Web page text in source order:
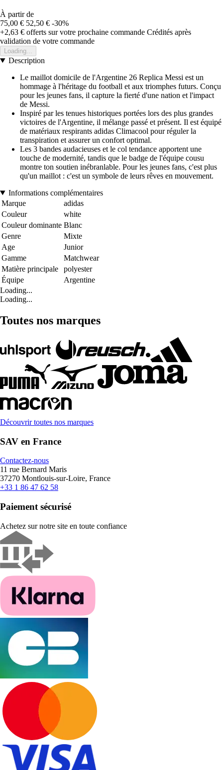
À partir de
75,00 € 52,50 € -30%
+2,63 € offerts sur votre prochaine commande Crédités après
validation de votre commande
Loading...
Description
Le maillot domicile de l'Argentine 26 Replica Messi est un
hommage à l'héritage du football et aux triomphes futurs. Conçu
pour les jeunes fans, il capture la fierté d'une nation et l'impact
de Messi.
Inspiré par les tenues historiques portées lors des plus grandes
victoires de l'Argentine, il mélange passé et présent. Il est équipé
de matériaux respirants adidas Climacool pour réguler la
transpiration et assurer un confort optimal.
Les 3 bandes audacieuses et le col tendance apportent une
touche de modernité, tandis que le badge de l'équipe cousu
montre ton soutien inébranlable. Pour les jeunes fans, c'est plus
qu'un maillot : c'est un symbole de leurs rêves en mouvement.
Informations complémentaires
Marque
adidas
Couleur
white
Couleur dominante Blanc
Genre
Mixte
Age
Junior
Gamme
Matchwear
Matière principale
polyester
Équipe
Argentine
Loading...
Loading...
Toutes nos marques
Découvrir toutes nos marques
SAV en France
Contactez-nous
11 rue Bernard Maris
37270 Montlouis-sur-Loire, France
+33 1 86 47 62 58
Paiement sécurisé
Achetez sur notre site en toute confiance